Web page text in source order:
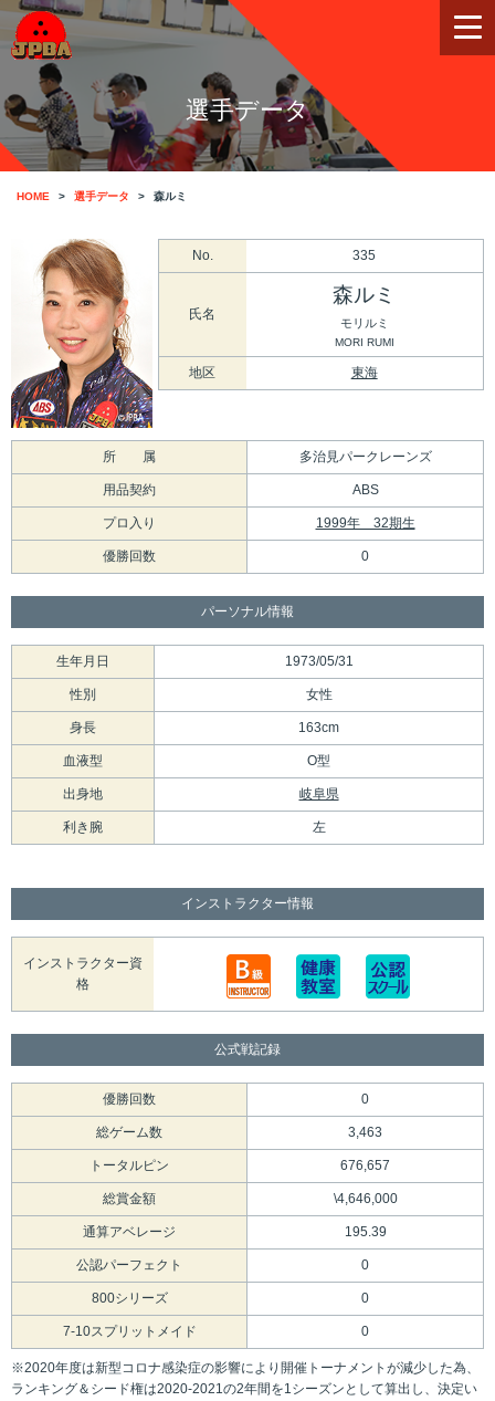
選手データ
HOME 選手データ 森ルミ
No. 335
氏名
森ルミ
モリルミ
MORI RUMI
地区 東海
所 属 多治見パークレーンズ
用品契約 ABS
プロ入り 1999年 32期生
優勝回数 0
パーソナル情報
生年月日 1973/05/31
性別 女性
身長 163cm
血液型 O型
出身地 岐阜県
利き腕 左
インストラクター情報
インストラクター資
格
公式戦記録
優勝回数 0
総ゲーム数 3,463
トータルピン 676,657
総賞金額 \4,646,000
通算アベレージ 195.39
公認パーフェクト 0
800シリーズ 0
7-10スプリットメイド 0
※2020年度は新型コロナ感染症の影響により開催トーナメントが減少した為、
ランキング＆シード権は2020-2021の2年間を1シーズンとして算出し、決定い